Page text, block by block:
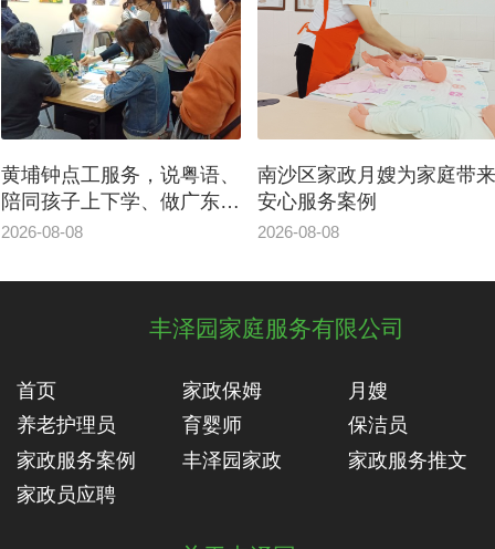
南沙区家政月嫂为家庭带来
安心服务案例
2026-08-08
黄埔月嫂专业家政公司服务
案例|这就是白班月嫂的意
义
2026-08-07
丰泽园家庭服务有限公司
首页 家政保姆
月嫂
养老护理员
育婴师
保洁员
家政服务案例
丰泽园家政
家政服务推文
家政员应聘